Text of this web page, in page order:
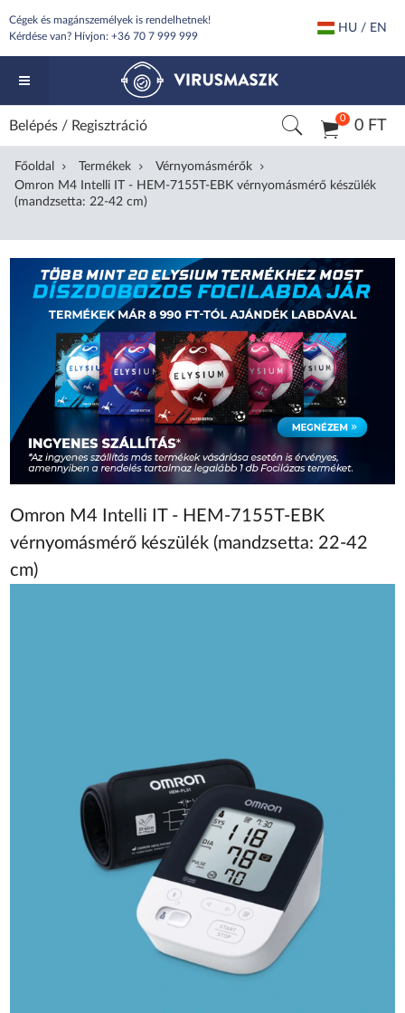
Cégek és magánszemélyek is rendelhetnek!
Kérdése van? Hívjon: +36 70 7 999 999
HU / EN
0 0 FT
Belépés / Regisztráció
Főoldal Termékek
Vérnyomásmérők
Omron M4 Intelli IT - HEM-7155T-EBK vérnyomásmérő készülék
(mandzsetta: 22-42 cm)
Omron M4 Intelli IT - HEM-7155T-EBK
vérnyomásmérő készülék (mandzsetta: 22-42
cm)